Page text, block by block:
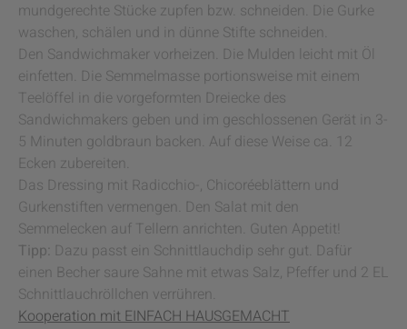
mundgerechte Stücke zupfen bzw. schneiden. Die Gurke
waschen, schälen und in dünne Stifte schneiden.
Den Sandwichmaker vorheizen. Die Mulden leicht mit Öl
einfetten. Die Semmelmasse portionsweise mit einem
Teelöffel in die vorgeformten Dreiecke des
Sandwichmakers geben und im geschlossenen Gerät in 3-
5 Minuten goldbraun backen. Auf diese Weise ca. 12
Ecken zubereiten.
Das Dressing mit Radicchio-, Chicoréeblättern und
Gurkenstiften vermengen. Den Salat mit den
Semmelecken auf Tellern anrichten. Guten Appetit!
Tipp: Dazu passt ein Schnittlauchdip sehr gut. Dafür
einen Becher saure Sahne mit etwas Salz, Pfeffer und 2 EL
Schnittlauchröllchen verrühren.
Kooperation mit EINFACH HAUSGEMACHT